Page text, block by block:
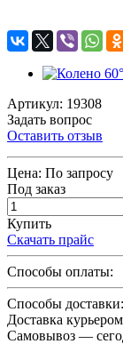
Артикул: 19308
Задать вопрос
Оставить отзыв
Цена: По запросу
Под заказ
Купить
Скачать прайс
Способы оплаты:
Способы доставки:
Доставка
Самовывоз —